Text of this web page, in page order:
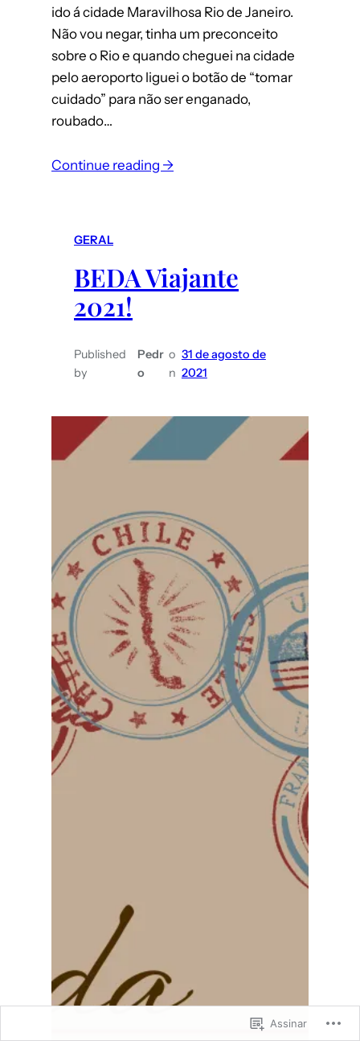
ido á cidade Maravilhosa Rio de Janeiro.
Não vou negar, tinha um preconceito
sobre o Rio e quando cheguei na cidade
pelo aeroporto liguei o botão de “tomar
cuidado” para não ser enganado,
roubado…
Continue reading →
GERAL
BEDA Viajante
2021!
Published
by
Pedr
o
o
n
31 de agosto de
2021
Assinar